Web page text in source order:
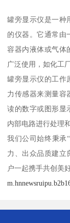
罐旁显示仪是一种
的仪器。它通常由
容器内液体或气体
广泛使用，如化工
罐旁显示仪的工作
力传感器来测量容
读的数字或图形显
内部电路进行处理
我们公司始终秉承
力、出众品质建立
户一起携手共创美